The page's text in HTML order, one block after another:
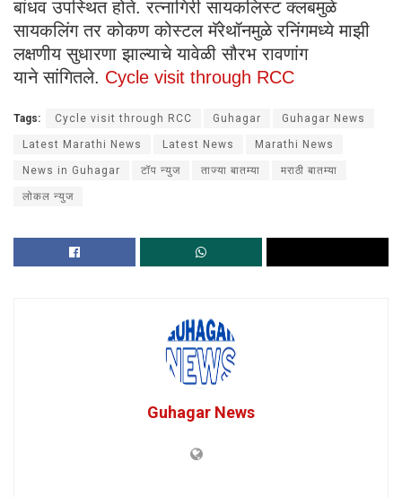
बांधव उपस्थित होते. रत्नागिरी सायकलिस्ट क्लबमुळे
सायकलिंग तर कोकण कोस्टल मॅरेथॉनमुळे रनिंगमध्ये माझी
लक्षणीय सुधारणा झाल्याचे यावेळी सौरभ रावणांग
याने सांगितले. Cycle visit through RCC
Tags: Cycle visit through RCC Guhagar Guhagar News
Latest Marathi News Latest News Marathi News
News in Guhagar टॉप न्युज ताज्या बातम्या मराठी बातम्या
लोकल न्युज
Guhagar News